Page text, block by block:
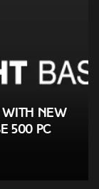
with new
500 PC